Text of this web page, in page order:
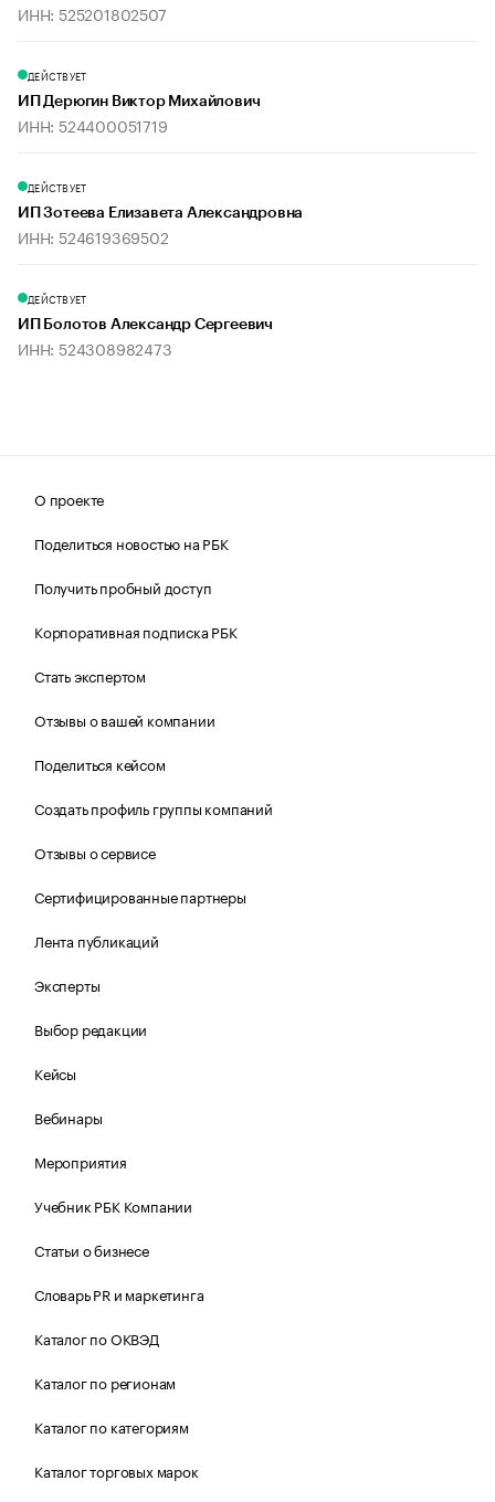
ИНН: 525201802507
ДЕЙСТВУЕТ
ИП Дерюгин Виктор Михайлович
ИНН: 524400051719
ДЕЙСТВУЕТ
ИП Зотеева Елизавета Александровна
ИНН: 524619369502
ДЕЙСТВУЕТ
ИП Болотов Александр Сергеевич
ИНН: 524308982473
О проекте
Поделиться новостью на РБК
Получить пробный доступ
Корпоративная подписка РБК
Стать экспертом
Отзывы о вашей компании
Поделиться кейсом
Создать профиль группы компаний
Отзывы о сервисе
Сертифицированные партнеры
Лента публикаций
Эксперты
Выбор редакции
Кейсы
Вебинары
Мероприятия
Учебник РБК Компании
Статьи о бизнесе
Словарь PR и маркетинга
Каталог по ОКВЭД
Каталог по регионам
Каталог по категориям
Каталог торговых марок